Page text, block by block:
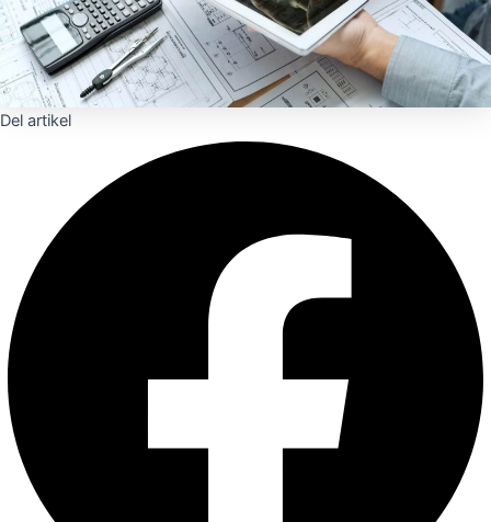
Del artikel